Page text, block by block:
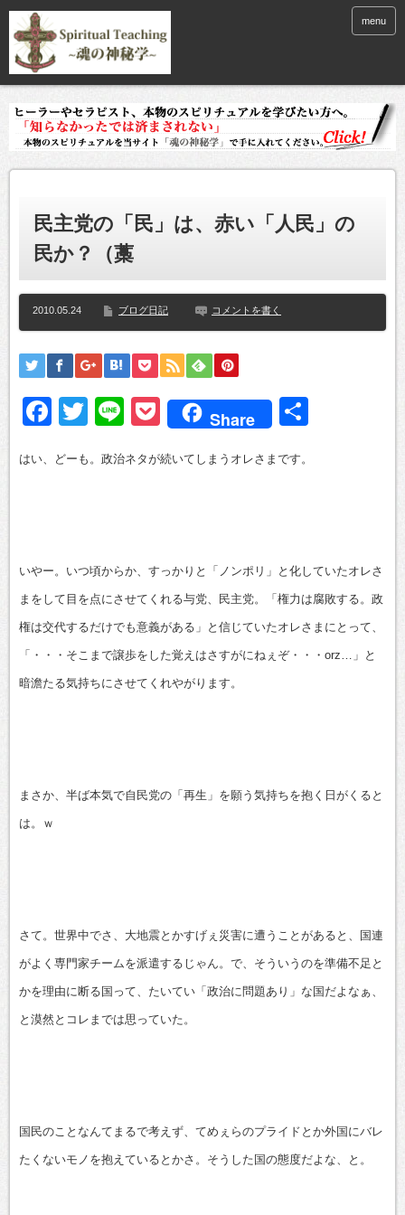
menu
民主党の「民」は、赤い「人民」の
民か？（藁
2010.05.24 ブログ日記 コメントを書く
Facebook
Twitter
LinePocket
Share
はい、どーも。政治ネタが続いてしまうオレさまです。
いやー。いつ頃からか、すっかりと「ノンポリ」と化していたオレさ
まをして目を点にさせてくれる与党、民主党。「権力は腐敗する。政
権は交代するだけでも意義がある」と信じていたオレさまにとって、
「・・・そこまで譲歩をした覚えはさすがにねぇぞ・・・orz…」と
暗澹たる気持ちにさせてくれやがります。
まさか、半ば本気で自民党の「再生」を願う気持ちを抱く日がくると
は。ｗ
さて。世界中でさ、大地震とかすげぇ災害に遭うことがあると、国連
がよく専門家チームを派遣するじゃん。で、そういうのを準備不足と
かを理由に断る国って、たいてい「政治に問題あり」な国だよなぁ、
と漠然とコレまでは思っていた。
国民のことなんてまるで考えず、てめぇらのプライドとか外国にバレ
たくないモノを抱えているとかさ。そうした国の態度だよな、と。